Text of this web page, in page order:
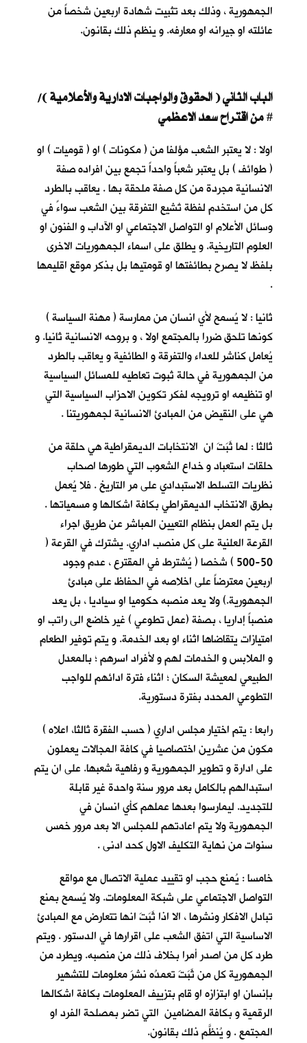
الجمهورية ، وذلك بعد تثبيت شهادة اربعين شخصاً من
عائلته او جيرانه او معارفه. و ينظم ذلك بقانون.
الباب الثاني ( الحقوق والواجبات الادارية والأعلامية )/
#
اولا : لا يعتبر الشعب مؤلفا من ( مكونات ) او ( قوميات ) او
( طوائف ) بل يعتبر شعباً واحداً تجمع بين افراده صفة
الانسانية مجردة من كل صفة ملحقة بها . يعاقب بالطرد
كل من استخدم لفظة تُشيع التفرقة بين الشعب سواءً في
وسائل الأعلام او التواصل الاجتماعي او الآداب و الفنون او
العلوم التاريخية. و يطلق على اسماء الجمهوريات الاخرى
بلفظ لا يصرح بطائفتها او قومتيها بل بذكر موقع اقليمها
.
ثانيا : لا يُسمح لأي انسان من ممارسة ( مهنة السياسة )
كونها تلحق ضررا بالمجتمع اولا ، و بروحه الانسانية ثانيا. و
يُعامل كناشر للعداء والتفرقة و الطائفية و يعاقب بالطرد
من الجمهورية في حالة ثبوت تعاطيه للمسائل السياسية
او تنظيمه او ترويجه لفكر تكوين الاحزاب السياسية التي
هي على النقيض من المبادئ الانسانية لجمهوريتنا .
ثالثا : لما ثَبَتَ ان الانتخابات الديمقراطية هي حلقة من
حلقات استعباد و خداع الشعوب التي طورها اصحاب
نظريات التسلط الاستبدادي على مر التاريخ . فلا يُعمل
بطرق الانتخاب الديمقراطي بكافة اشكالها و مسمياتها .
بل يتم العمل بنظام التعيين المباشر عن طريق اجراء
القرعة العلنية على كل منصب اداري. يشترك في القرعة (
50-500 ) شخصا ( يُشترط في المقترع ، عدم وجود
اربعين معترضاً على اخلاصه في الحفاظ على مبادئ
الجمهورية.) ولا يعد منصبه حكوميا او سياديا ، بل يعد
منصباً إداريا ، بصفة (عمل تطوعي ) غير خاضع الى راتب او
امتيازات يتقاضاها اثناء او بعد الخدمة. و يتم توفير الطعام
و الملابس و الخدمات لهم و لأفراد اسرهم ؛ بالمعدل
الطبيعي لمعيشة السكان ؛ اثناء فترة ادائهم للواجب
التطوعي المحدد بفترة دستورية.
رابعا : يتم اختيار مجلس اداري ( حسب الفقرة ثالثا، اعلاه )
مكون من عشرين اختصاصيا في كافة المجالات يعملون
على ادارة و تطوير الجمهورية و رفاهية شعبها. على ان يتم
استبدالهم بالكامل بعد مرور سنة واحدة غير قابلة
للتجديد. ليمارسوا بعدها عملهم كأي انسان في
الجمهورية ولا يتم اعادتهم للمجلس الا بعد مرور خمس
سنوات من نهاية التكليف الاول كحد ادنى .
خامسا : يُمنع حجب او تقييد عملية الاتصال مع مواقع
التواصل الاجتماعي على شبكة المعلومات. ولا يُسمح بمنع
تبادل الافكار ونشرها ، الا اذا ثَبَتَ انها تتعارض مع المبادئ
الاساسية التي اتفق الشعب على اقرارها في الدستور . ويتم
طرد كل من اصدر أمرا بخلاف ذلك من منصبه. ويطرد من
الجمهورية كل من ثَبَتَ تعمدُه نشرَ معلومات للتشهير
بإنسان او ابتزازه او قام بتزييف المعلومات بكافة اشكالها
الرقمية و بكافة المضامين التي تضر بمصلحة الفرد او
المجتمع . و يُنظَّم ذلك بقانون.